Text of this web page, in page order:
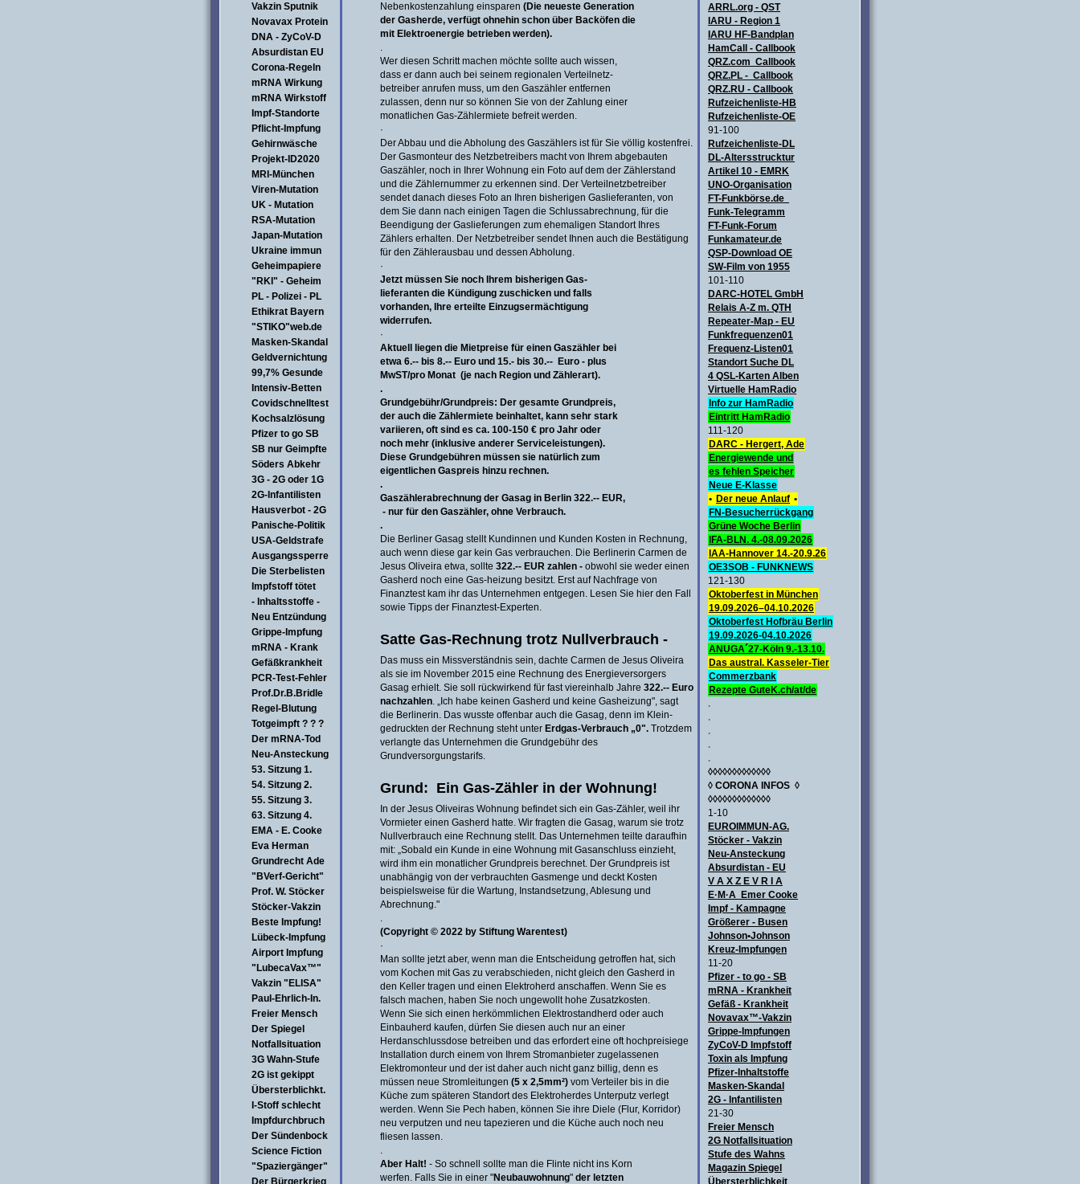
Vakzin Sputnik
Novavax Protein
DNA - ZyCoV-D
Absurdistan EU
Corona-Regeln
mRNA Wirkung
mRNA Wirkstoff
Impf-Standorte
Pflicht-Impfung
Gehirnwäsche
Projekt-ID2020
MRI-München
Viren-Mutation
UK - Mutation
RSA-Mutation
Japan-Mutation
Ukraine immun
Geheimpapiere
"RKI" - Geheim
PL - Polizei - PL
Ethikrat Bayern
"STIKO"web.de
Masken-Skandal
Geldvernichtung
99,7% Gesunde
Intensiv-Betten
Covidschnelltest
Kochsalzlösung
Pfizer to go SB
SB nur Geimpfte
Söders Abkehr
3G - 2G oder 1G
2G-Infantilisten
Hausverbot - 2G
Panische-Politik
USA-Geldstrafe
Ausgangssperre
Die Sterbelisten
Impfstoff tötet
- Inhaltsstoffe -
Neu Entzündung
Grippe-Impfung
mRNA - Krank
Gefäßkrankheit
PCR-Test-Fehler
Prof.Dr.B.Bridle
Regel-Blutung
Totgeimpft ? ? ?
Der mRNA-Tod
Neu-Ansteckung
53. Sitzung 1.
54. Sitzung 2.
55. Sitzung 3.
63. Sitzung 4.
EMA - E. Cooke
Eva Herman
Grundrecht Ade
"BVerf-Gericht"
Prof. W. Stöcker
Stöcker-Vakzin
Beste Impfung!
Lübeck-Impfung
Airport Impfung
"LubecaVax™"
Vakzin "ELISA"
Paul-Ehrlich-In.
Freier Mensch
Der Spiegel
Notfallsituation
3G Wahn-Stufe
2G ist gekippt
Übersterblichkt.
I-Stoff schlecht
Impfdurchbruch
Der Sündenbock
Science Fiction
"Spaziergänger"
Der Bürgerkrieg
ARRL.org - QST
IARU - Region 1
IARU HF-Bandplan
HamCall - Callbook
QRZ.com Callbook
QRZ.PL - Callbook
QRZ.RU - Callbook
Rufzeichenliste-HB
Rufzeichenliste-OE
91-100
Rufzeichenliste-DL
DL-Altersstrucktur
Artikel 10 - EMRK
UNO-Organisation
FT-Funkbörse.de
Funk-Telegramm
FT-Funk-Forum
Funkamateur.de
QSP-Download OE
SW-Film von 1955
101-110
DARC-HOTEL GmbH
Relais A-Z m. QTH
Repeater-Map - EU
Funkfrequenzen01
Frequenz-Listen01
Standort Suche DL
4 QSL-Karten Alben
Virtuelle HamRadio
Info zur HamRadio
Eintritt HamRadio
111-120
DARC - Hergert, Ade
Energiewende und
es fehlen Speicher
Neue E-Klasse
• Der neue Anlauf •
FN-Besucherrückgang
Grüne Woche Berlin
IFA-BLN. 4.-08.09.2026
IAA-Hannover 14.-20.9.26
OE3SOB - FUNKNEWS
121-130
Oktoberfest in München
19.09.2026–04.10.2026
Oktoberfest Hofbräu Berlin
19.09.2026-04.10.2026
ANUGA´27-Köln 9.-13.10.
Das austral. Kasseler-Tier
Commerzbank
Rezepte GuteK.ch/at/de
.
.
.
.
.
◊◊◊◊◊◊◊◊◊◊◊◊◊
◊ CORONA INFOS ◊
◊◊◊◊◊◊◊◊◊◊◊◊◊
1-10
EUROIMMUN-AG.
Stöcker - Vakzin
Neu-Ansteckung
Absurdistan - EU
V A X Z E V R I A
E·M·A Emer Cooke
Impf - Kampagne
Größerer - Busen
Johnson•Johnson
Kreuz-Impfungen
11-20
Pfizer - to go - SB
mRNA - Krankheit
Gefäß - Krankheit
Novavax™-Vakzin
Grippe-Impfungen
ZyCoV-D Impfstoff
Toxin als Impfung
Pfizer-Inhaltstoffe
Masken-Skandal
2G - Infantilisten
21-30
Freier Mensch
2G Notfallsituation
Stufe des Wahns
Magazin Spiegel
Übersterblichkeit
Nebenkostenzahlung einsparen (Die neueste Generation
der Gasherde, verfügt ohnehin schon über Backöfen die
mit Elektroenergie betrieben werden).
.
Wer diesen Schritt machen möchte sollte auch wissen,
dass er dann auch bei seinem regionalen Verteilnetz-
betreiber anrufen muss, um den Gaszähler entfernen
zulassen, denn nur so können Sie von der Zahlung einer
monatlichen Gas-Zählermiete befreit werden.
·
Der Abbau und die Abholung des Gaszählers ist für Sie völlig kostenfrei.
Der Gasmonteur des Netzbetreibers macht von Ihrem abgebauten
Gaszähler, noch in Ihrer Wohnung ein Foto auf dem der Zählerstand
und die Zählernummer zu erkennen sind. Der Verteilnetzbetreiber
sendet danach dieses Foto an Ihren bisherigen Gaslieferanten, von
dem Sie dann nach einigen Tagen die Schlussabrechnung, für die
Beendigung der Gaslieferungen zum ehemaligen Standort Ihres
Zählers erhalten. Der Netzbetreiber sendet Ihnen auch die Bestätigung
für den Zählerausbau und dessen Abholung.
·
Jetzt müssen Sie noch Ihrem bisherigen Gas-
lieferanten die Kündigung zuschicken und falls
vorhanden, Ihre erteilte Einzugsermächtigung
widerrufen.
·
Aktuell liegen die Mietpreise für einen Gaszähler bei
etwa 6.-- bis 8.-- Euro und 15.- bis 30.-- Euro - plus
MwST/pro Monat (je nach Region und Zählerart).
.
Grundgebühr/Grundpreis: Der gesamte Grundpreis,
der auch die Zählermiete beinhaltet, kann sehr stark
variieren, oft sind es ca. 100-150 € pro Jahr oder
noch mehr (inklusive anderer Serviceleistungen).
Diese Grundgebühren müssen sie natürlich zum
eigentlichen Gaspreis hinzu rechnen.
.
Gaszählerabrechnung der Gasag in Berlin 322.-- EUR,
- nur für den Gaszähler, ohne Verbrauch.
.
Die Berliner Gasag stellt Kundinnen und Kunden Kosten in Rechnung,
auch wenn diese gar kein Gas verbrauchen. Die Berlinerin Carmen de
Jesus Oliveira etwa, sollte 322.-- EUR zahlen - obwohl sie weder einen
Gasherd noch eine Gas-heizung besitzt. Erst auf Nach­frage von
Finanztest kam ihr das Unternehmen entgegen. Lesen Sie hier den Fall
sowie Tipps der Finanztest-Experten.
Satte Gas-Rechnung trotz Null­verbrauch -
Das muss ein Miss­verständnis sein, dachte Carmen de Jesus Oliveira
als sie im November 2015 eine Rechnung des Energieversorgers
Gasag erhielt. Sie soll rück­wirkend für fast vier­einhalb Jahre 322.-- Euro
nach­zahlen. „Ich habe keinen Gasherd und keine Gasheizung", sagt
die Berlinerin. Das wusste offen­bar auch die Gasag, denn im Klein­
gedruckten der Rechnung steht unter Erdgas-Verbrauch „0". Trotzdem
verlangte das Unternehmen die Grund­gebühr des
Grund­versorgungs­tarifs.
Grund: Ein Gas-Zähler in der Wohnung!
In der Jesus Oliveiras Wohnung befindet sich ein Gas-Zähler, weil ihr
Vormieter einen Gasherd hatte. Wir fragten die Gasag, warum sie trotz
Null­verbrauch eine Rechnung stellt. Das Unternehmen teilte darauf­hin
mit: „Sobald ein Kunde in eine Wohnung mit Gasanschluss einzieht,
wird ihm ein monatlicher Grund­preis berechnet. Der Grund­preis ist
unabhängig von der verbrauchten Gasmenge und deckt Kosten
beispiels­weise für die Wartung, Instandset­zung, Ablesung und
Abrechnung."
.
(Copyright © 2022 by Stiftung Warentest)
·
Man sollte jetzt aber, wenn man die Entscheidung getroffen hat, sich
vom Kochen mit Gas zu verabschieden, nicht gleich den Gasherd in
den Keller tragen und einen Elektroherd anschaffen. Wenn Sie es
falsch machen, haben Sie noch ungewollt hohe Zusatzkosten.
Wenn Sie sich einen herkömmlichen Elektrostandherd oder auch
Einbauherd kaufen, dürfen Sie diesen auch nur an einer
Herdanschlussdose betreiben und das erfordert eine oft hochpreisiege
Installation durch einem von Ihrem Stromanbieter zugelassenen
Elektromonteur und der ist daher auch nicht ganz billig, denn es
müssen neue Stromleitungen (5 x 2,5mm²) vom Verteiler bis in die
Küche zum späteren Standort des Elektroherdes Unterputz verlegt
werden. Wenn Sie Pech haben, können Sie ihre Diele (Flur, Korridor)
neu verputzen und neu tapezieren und die Küche auch noch neu
fliesen lassen.
.
Aber Halt! - So schnell sollte man die Flinte nicht ins Korn
werfen. Falls Sie in einer "Neubauwohnung" der letzten